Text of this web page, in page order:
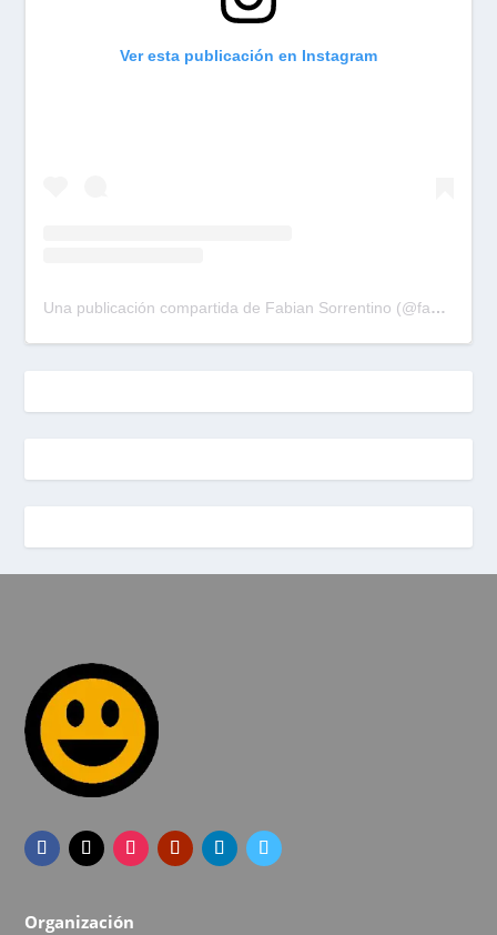
Ver esta publicación en Instagram
Una publicación compartida de Fabian Sorrentino (@fabiansonria)
Organización